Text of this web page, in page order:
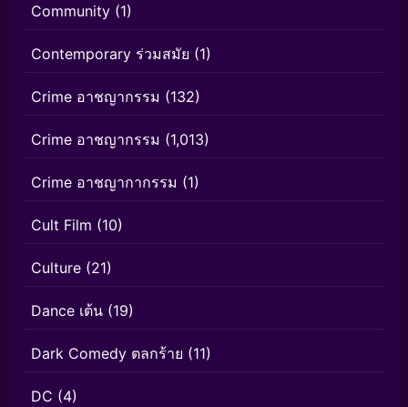
Community (1)
Contemporary ร่วมสมัย (1)
Crime อาชญากรรม (132)
Crime อาชญากรรม (1,013)
Crime อาชญากากรรม (1)
Cult Film (10)
Culture (21)
Dance เต้น (19)
Dark Comedy ตลกร้าย (11)
DC (4)